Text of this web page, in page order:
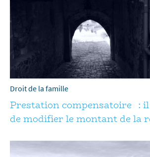
Droit de la famille
Prestation compensatoire : il
de modifier le montant de la